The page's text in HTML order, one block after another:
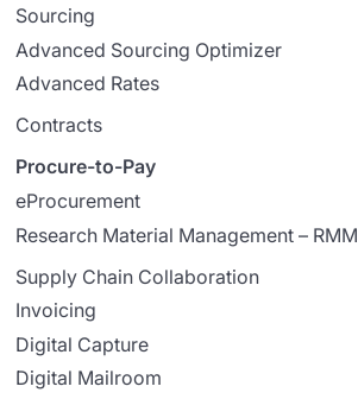
Sourcing
Advanced Sourcing Optimizer
Advanced Rates
Contracts
Procure-to-Pay
eProcurement
Research Material Management – RMM
Supply Chain Collaboration
Invoicing
Digital Capture
Digital Mailroom